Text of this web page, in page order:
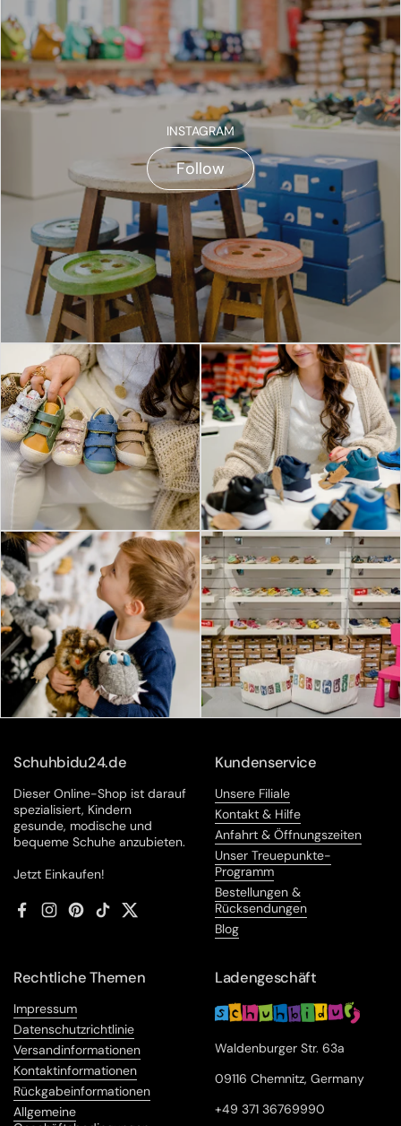
INSTAGRAM
Follow
Schuhbidu24.de
Dieser Online-Shop ist darauf
spezialisiert, Kindern
gesunde, modische und
bequeme Schuhe anzubieten.
Jetzt Einkaufen!
FacebookInstagram
Pinterest
TikTokTwitter
Kundenservice
Unsere Filiale
Kontakt & Hilfe
Anfahrt & Öffnungszeiten
Unser Treuepunkte-
Programm
Bestellungen &
Rücksendungen
Blog
Rechtliche Themen
Impressum
Datenschutzrichtlinie
Versandinformationen
Kontaktinformationen
Rückgabeinformationen
Allgemeine
Ladengeschäft
Waldenburger Str. 63a
09116 Chemnitz, Germany
+49 371 36769990